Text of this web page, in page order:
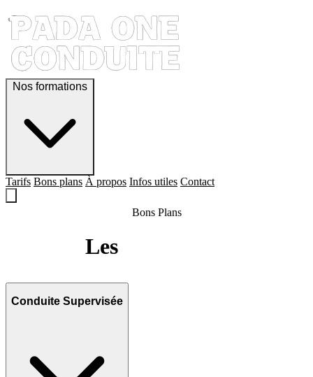
Nos formations
Tarifs Bons plans À propos Infos utiles Contact
Bons Plans
Les
Conduite Supervisée